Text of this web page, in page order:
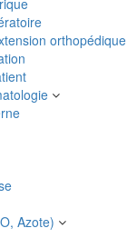
orthopédique
Azote)